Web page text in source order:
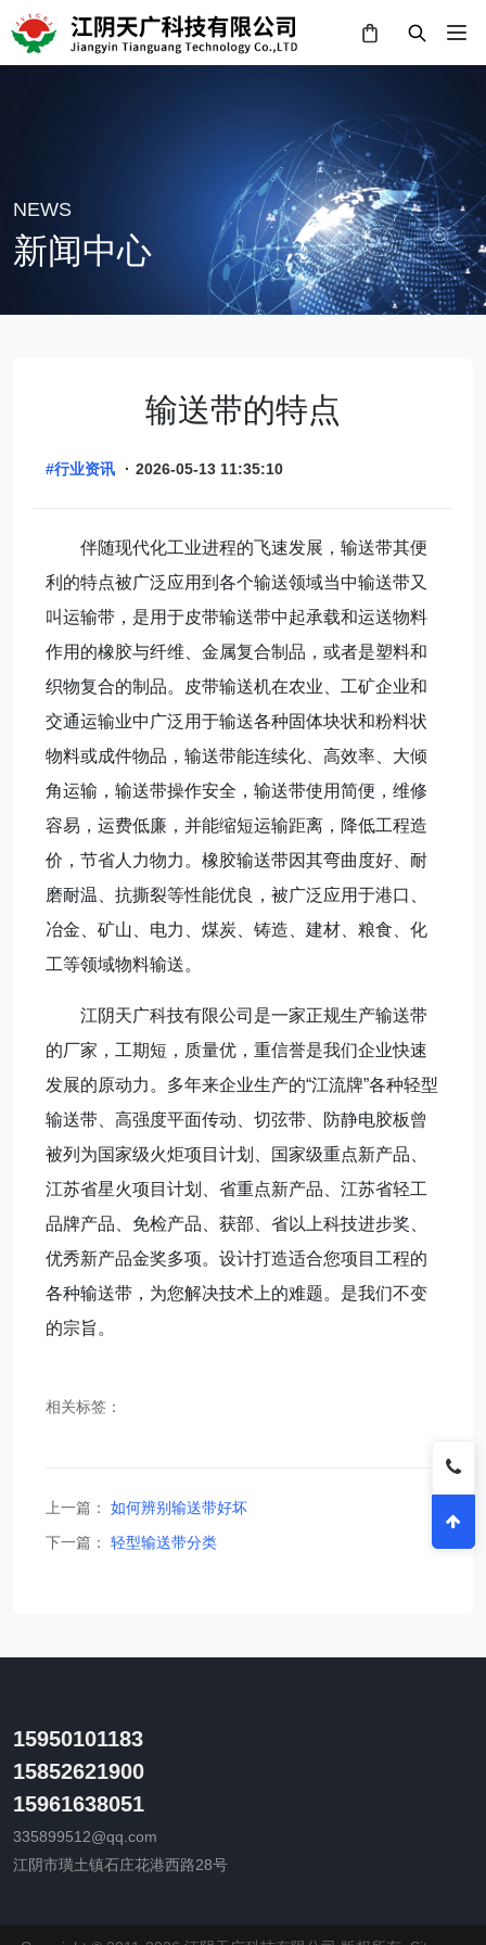
NEWS
新闻中心
输送带的特点
#行业资讯 · 2026-05-13 11:35:10
伴随现代化工业进程的飞速发展，输送带其便
利的特点被广泛应用到各个输送领域当中输送带又
叫运输带，是用于皮带输送带中起承载和运送物料
作用的橡胶与纤维、金属复合制品，或者是塑料和
织物复合的制品。皮带输送机在农业、工矿企业和
交通运输业中广泛用于输送各种固体块状和粉料状
物料或成件物品，输送带能连续化、高效率、大倾
角运输，输送带操作安全，输送带使用简便，维修
容易，运费低廉，并能缩短运输距离，降低工程造
价，节省人力物力。橡胶输送带因其弯曲度好、耐
磨耐温、抗撕裂等性能优良，被广泛应用于港口、
冶金、矿山、电力、煤炭、铸造、建材、粮食、化
工等领域物料输送。
江阴天广科技有限公司是一家正规生产输送带
的厂家，工期短，质量优，重信誉是我们企业快速
发展的原动力。多年来企业生产的“江流牌”各种轻型
输送带、高强度平面传动、切弦带、防静电胶板曾
被列为国家级火炬项目计划、国家级重点新产品、
江苏省星火项目计划、省重点新产品、江苏省轻工
品牌产品、免检产品、获部、省以上科技进步奖、
优秀新产品金奖多项。设计打造适合您项目工程的
各种输送带，为您解决技术上的难题。是我们不变
的宗旨。
相关标签：
上一篇：
如何辨别输送带好坏
下一篇：
轻型输送带分类
15950101183
15852621900
15961638051
335899512@qq.com
江阴市璜土镇石庄花港西路28号